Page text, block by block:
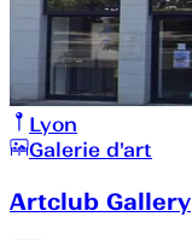
Lyon
Galerie d'art
Artclub Gallery